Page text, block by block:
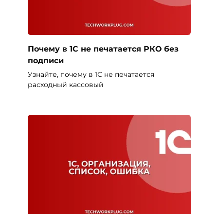
Почему в 1С не печатается РКО без
подписи
Узнайте, почему в 1С не печатается
расходный кассовый